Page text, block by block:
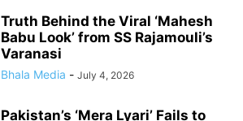
Truth Behind the Viral ‘Mahesh
Babu Look’ from SS Rajamouli’s
Varanasi
Bhala Media - July 4, 2026
Pakistan’s ‘Mera Lyari’ Fails to